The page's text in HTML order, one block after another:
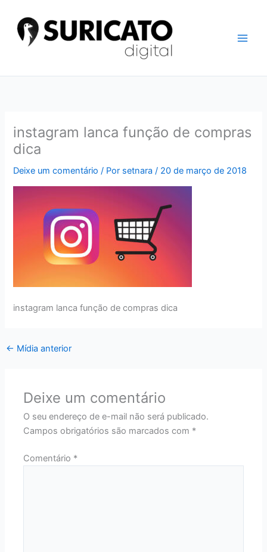
conteúdo
instagram lanca função de compras
dica
Deixe um comentário / Por setnara/ 20 de março de 2018
instagram lanca função de compras dica
← Mídia anterior
Deixe um comentário
O seu endereço de e-mail não será publicado.
Campos obrigatórios são marcados com *
Comentário *